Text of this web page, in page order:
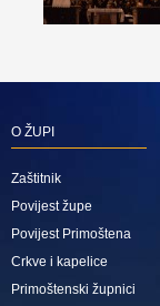
O ŽUPI
Zaštitnik
Povijest župe
Povijest Primoštena
Crkve i kapelice
Primoštenski župnici